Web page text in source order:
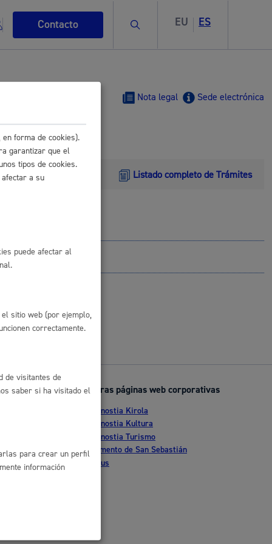
Contacto Buscar EU ES
Sede electrónica
Nota legal
Listado completo de Trámites
Otras páginas web corporativas
Donostia Kirola
Donostia Kultura
Donostia Turismo
Fomento de San Sebastián
Dbus
forma de cookies).
garantizar que el
tipos de cookies.
a su
puede afectar al
sitio web (por ejemplo,
correctamente.
de visitantes de
saber si ha visitado el
para crear un perfil
información